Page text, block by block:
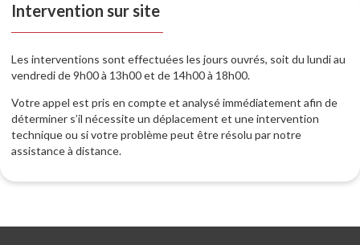
Intervention sur site
Les interventions sont effectuées les jours ouvrés, soit du lundi au
vendredi de 9h00 à 13h00 et de 14h00 à 18h00.
Votre appel est pris en compte et analysé immédiatement afin de
déterminer s’il nécessite un déplacement et une intervention
technique ou si votre problème peut être résolu par notre
assistance à distance.